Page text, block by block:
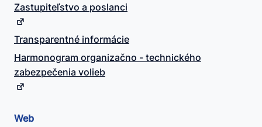
Zastupiteľstvo a poslanci
Transparentné informácie
Harmonogram organizačno - technického
zabezpečenia volieb
Web